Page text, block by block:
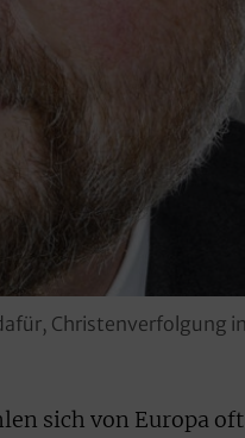
Christenverfolgung
sich von Europa